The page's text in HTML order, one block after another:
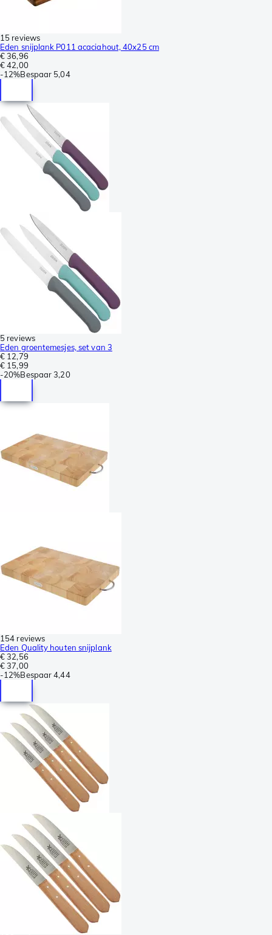
15 reviews
Eden snijplank P011 acaciahout, 40x25 cm
€ 36,96
€ 42,00
-12%Bespaar 5,04
5 reviews
Eden groentemesjes, set van 3
€ 12,79
€ 15,99
-20%Bespaar 3,20
154 reviews
Eden Quality houten snijplank
€ 32,56
€ 37,00
-12%Bespaar 4,44